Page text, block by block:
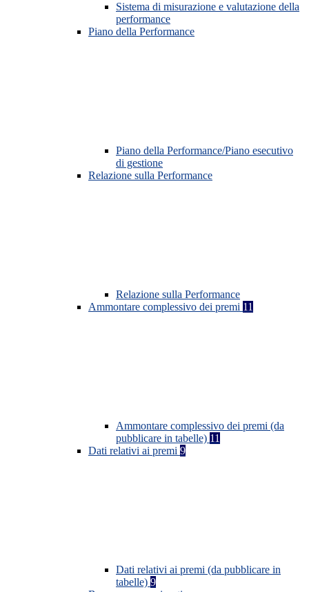
Sistema di misurazione e valutazione della
performance
Piano della Performance
Piano della Performance/Piano esecutivo
di gestione
Relazione sulla Performance
Relazione sulla Performance
Ammontare complessivo dei premi 11
Ammontare complessivo dei premi (da
pubblicare in tabelle) 11
Dati relativi ai premi 9
Dati relativi ai premi (da pubblicare in
tabelle) 9